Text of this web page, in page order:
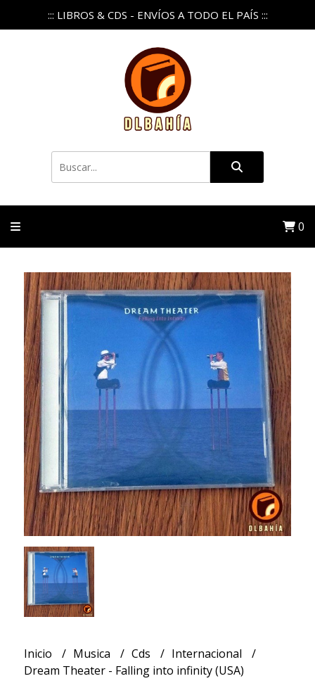
::: LIBROS & CDS - ENVÍOS A TODO EL PAÍS :::
0
Inicio Musica Cds
Internacional
Dream Theater - Falling into infinity (USA)